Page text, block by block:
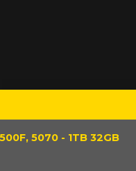
5070 - 1TB 32GB